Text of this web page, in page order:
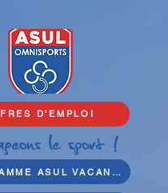
PROGRAMME ASUL VACANCES
D'EMPLOI